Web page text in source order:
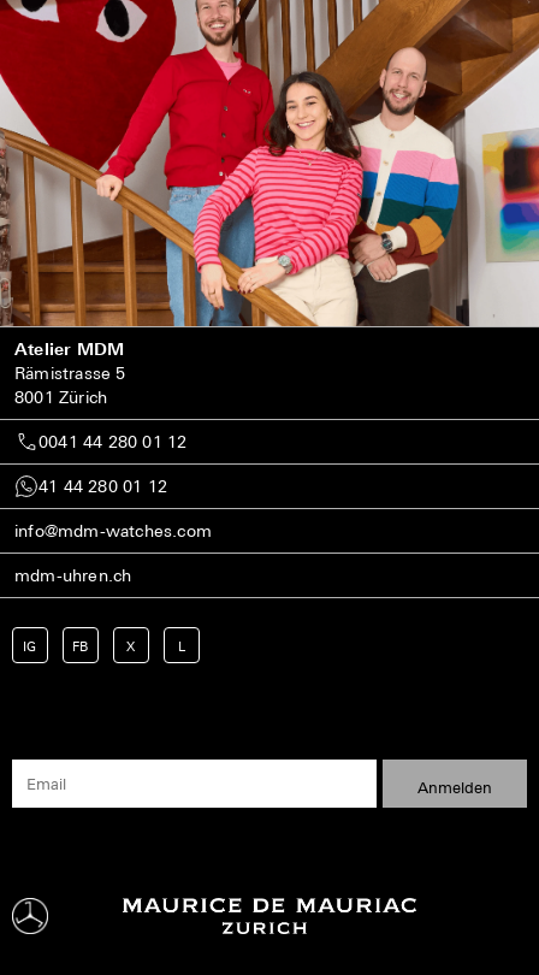
Atelier MDM
Rämistrasse 5
8001 Zürich
0041 44 280 01 12
41 44 280 01 12
info@mdm-watches.com
mdm-uhren.ch
IG FB X L